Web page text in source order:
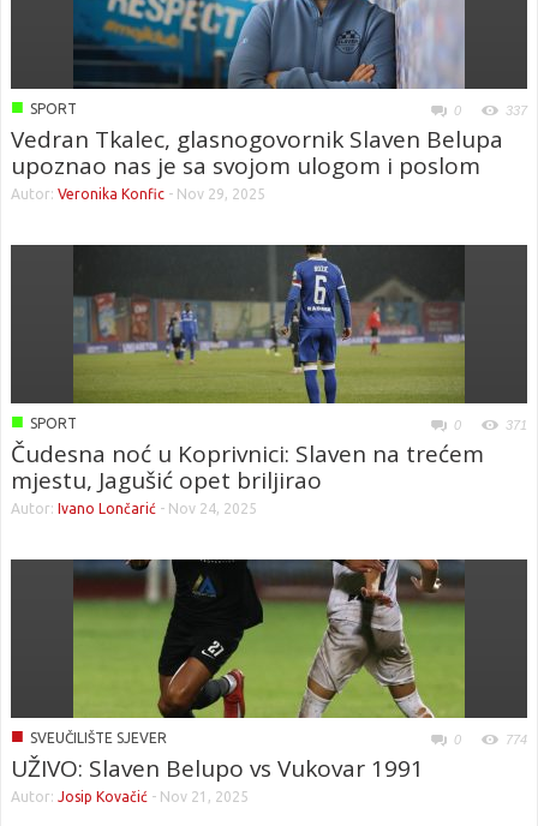
■ SPORT 0 337
Vedran Tkalec, glasnogovornik Slaven Belupa
upoznao nas je sa svojom ulogom i poslom
Autor: Veronika Konfic - Nov 29, 2025
■ SPORT 0 371
Čudesna noć u Koprivnici: Slaven na trećem
mjestu, Jagušić opet briljirao
Autor: Ivano Lončarić - Nov 24, 2025
■ SVEUČILIŠTE SJEVER 0 774
UŽIVO: Slaven Belupo vs Vukovar 1991
Autor: Josip Kovačić - Nov 21, 2025